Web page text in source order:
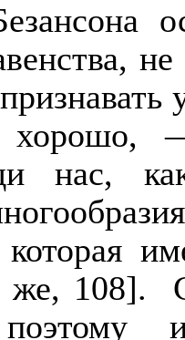
—
нас,
108].